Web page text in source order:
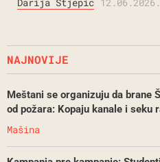
Darija Stjepic 12.06.2026.
NAJNOVIJE
Meštani se organizuju da brane
od požara: Kopaju kanale i seku
Mašina